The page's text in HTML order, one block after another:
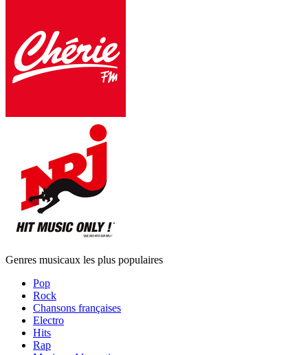
Genres musicaux les plus populaires
Pop
Rock
Chansons françaises
Electro
Hits
Rap